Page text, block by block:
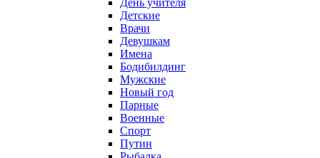
Детские
Врачи
Девушкам
Имена
Бодибилдинг
Мужские
Новый год
Парные
Военные
Спорт
Путин